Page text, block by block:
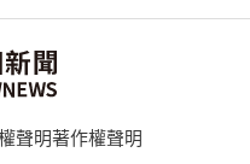
聲明著作權聲明